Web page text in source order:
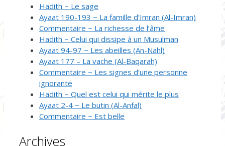
Hadith ~ Le sage
Ayaat 190-193 ~ La famille d’Imran (Al-Imran)
Commentaire ~ La richesse de l’âme
Hadith ~ Celui qui dissipe à un Musulman
Ayaat 94-97 ~ Les abeilles (An-Nahl)
Ayaat 177 – La vache (Al-Baqarah)
Commentaire ~ Les signes d’une personne
ignorante
Hadith ~ Quel est celui qui mérite le plus
Ayaat 2-4 ~ Le butin (Al-Anfal)
Commentaire ~ Est belle
Archives